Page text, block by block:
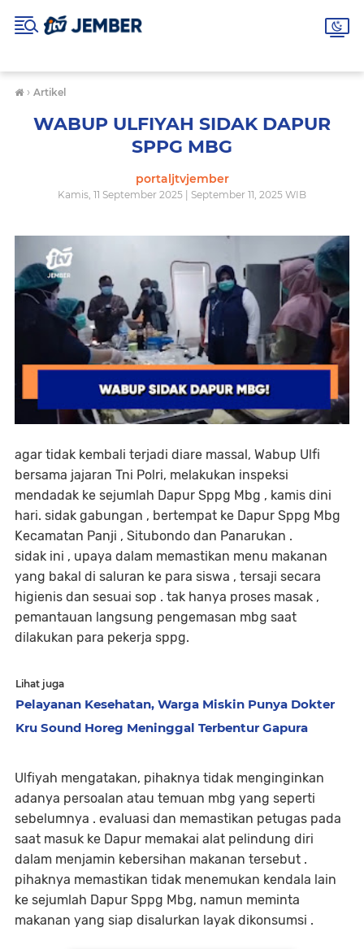
› Artikel
WABUP ULFIYAH SIDAK DAPUR
SPPG MBG
portaljtvjember
Kamis, 11 September 2025 | September 11, 2025 WIB
agar tidak kembali terjadi diare massal, Wabup Ulfi
bersama jajaran Tni Polri, melakukan inspeksi
mendadak ke sejumlah Dapur Sppg Mbg , kamis dini
hari. sidak gabungan , bertempat ke Dapur Sppg Mbg
Kecamatan Panji , Situbondo dan Panarukan .
sidak ini , upaya dalam memastikan menu makanan
yang bakal di saluran ke para siswa , tersaji secara
higienis dan sesuai sop . tak hanya proses masak ,
pemantauan langsung pengemasan mbg saat
dilakukan para pekerja sppg.
Lihat juga
Pelayanan Kesehatan, Warga Miskin Punya Dokter
Kru Sound Horeg Meninggal Terbentur Gapura
Ulfiyah mengatakan, pihaknya tidak menginginkan
adanya persoalan atau temuan mbg yang seperti
sebelumnya . evaluasi dan memastikan petugas pada
saat masuk ke Dapur memakai alat pelindung diri
dalam menjamin kebersihan makanan tersebut .
pihaknya memastikan tidak menemukan kendala lain
ke sejumlah Dapur Sppg Mbg, namun meminta
makanan yang siap disalurkan layak dikonsumsi .